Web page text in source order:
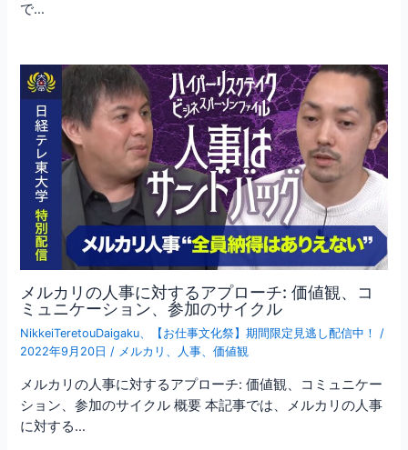
で…
メルカリの人事に対するアプローチ: 価値観、コ
ミュニケーション、参加のサイクル
NikkeiTeretouDaigaku 【お仕事文化祭】期間限定見逃し配信中！
/
2022年9月20日 / メルカリ 人事 、価値観
メルカリの人事に対するアプローチ: 価値観、コミュニケー
ション、参加のサイクル 概要 本記事では、メルカリの人事
に対する…